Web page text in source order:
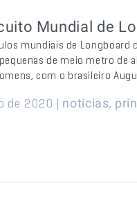
Mundial de
mundiais de Longboard
de meio metro de
com o brasileiro
de 2020 | noticias,